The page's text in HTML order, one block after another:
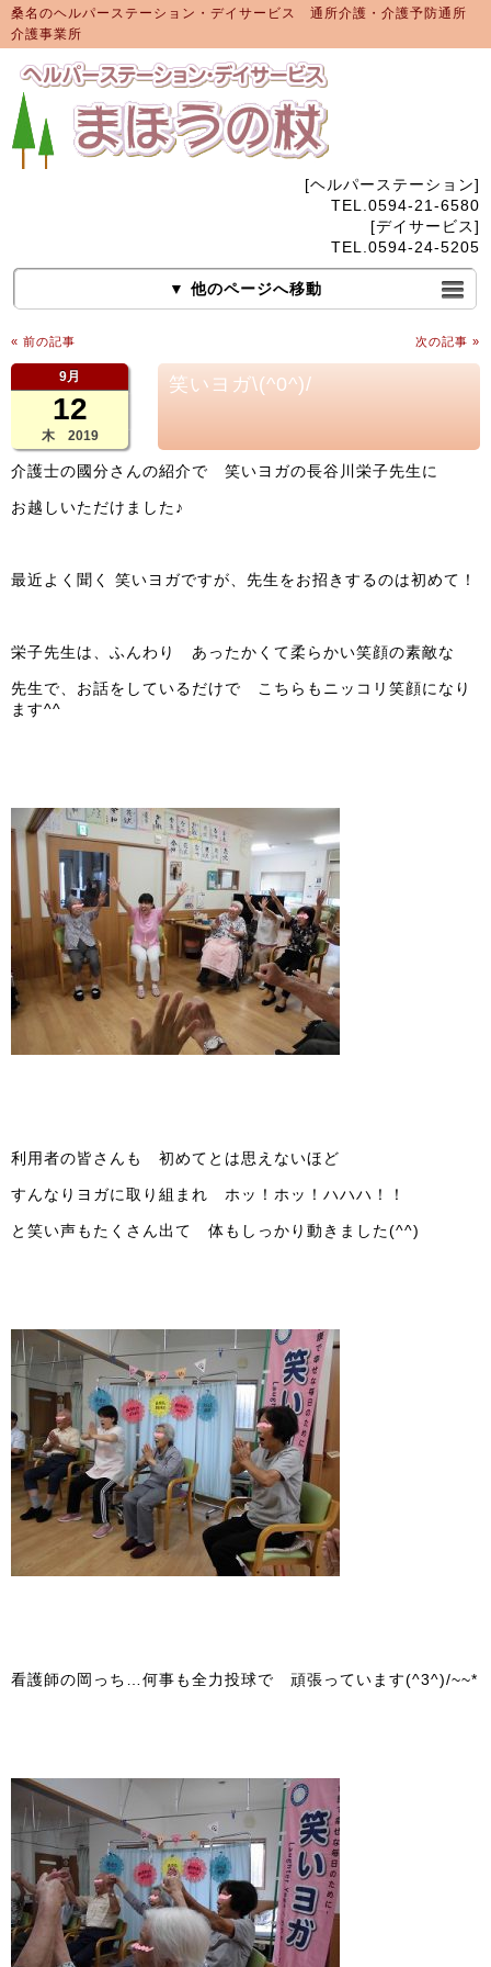
桑名のヘルパーステーション・デイサービス 通所介護・介護予防通所
介護事業所
[ヘルパーステーション]
TEL.0594-21-6580
[デイサービス]
TEL.0594-24-5205
▼ 他のページへ移動
« 前の記事 次の記事 »
9月
12
木 2019
笑いヨガ\(^0^)/
介護士の國分さんの紹介で 笑いヨガの長谷川栄子先生に
お越しいただけました♪
最近よく聞く 笑いヨガですが、先生をお招きするのは初めて！
栄子先生は、ふんわり あったかくて柔らかい笑顔の素敵な
先生で、お話をしているだけで こちらもニッコリ笑顔になり
ます^^
利用者の皆さんも 初めてとは思えないほど
すんなりヨガに取り組まれ ホッ！ホッ！ハハハ！！
と笑い声もたくさん出て 体もしっかり動きました(^^)
看護師の岡っち…何事も全力投球で 頑張っています(^3^)/~~*